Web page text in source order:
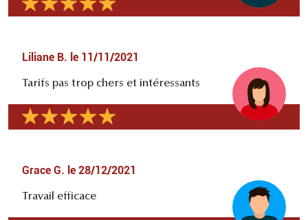
Liliane B. le 11/11/2021
Tarifs pas trop chers et intéressants
Grace G. le 28/12/2021
Travail efficace